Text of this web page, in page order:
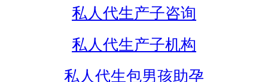
私人代生产子咨询
私人代生产子机构
私人代生包男孩助孕